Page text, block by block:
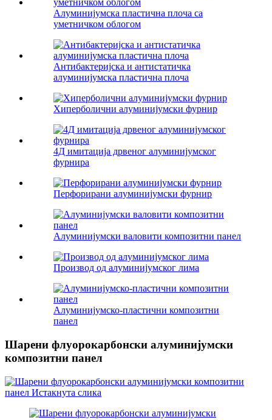
Алуминијумска пластична плоча са
уметничком облогом
Антибактеријска и антистатичка
алуминијумска пластична плоча
Хиперболични алуминијумски фурнир
4Д имитација дрвеног алуминијумског
фурнира
Перфорирани алуминијумски фурнир
Алуминијумски валовити композитни панел
Производ од алуминијумског лима
Алуминијумско-пластични композитни
панел
Шарени флуорокарбонски алуминијумски
композитни панел